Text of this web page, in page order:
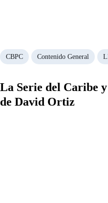
CBPC Contenido General
La Serie del Caribe
de David Ortiz